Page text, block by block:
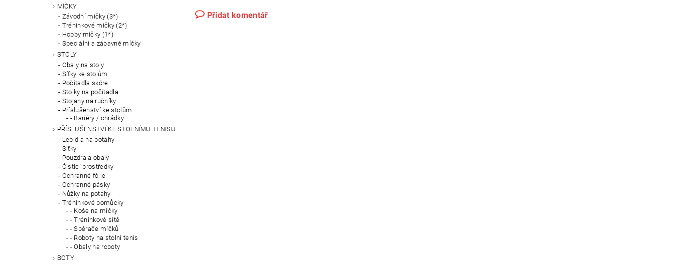
MÍČKY
Závodní míčky (3*)
Tréninkové míčky (2*)
Hobby míčky (1*)
Speciální a zábavné míčky
STOLY
Obaly na stoly
Síťky ke stolům
Počítadla skóre
Stolky na počítadla
Stojany na ručníky
Příslušenství ke stolům
- Bariéry / ohrádky
PŘÍSLUŠENSTVÍ KE STOLNÍMU TENISU
Lepidla na potahy
Síťky
Pouzdra a obaly
Čisticí prostředky
Ochranné fólie
Ochranné pásky
Nůžky na potahy
Tréninkové pomůcky
- Koše na míčky
- Tréninkové sítě
- Sběrače míčků
- Roboty na stolní tenis
- Obaly na roboty
BOTY
Přidat komentář